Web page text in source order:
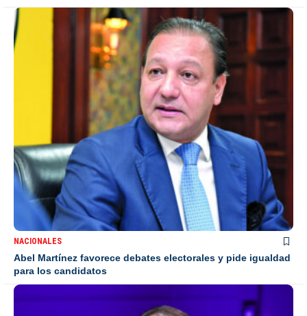
NACIONALES
Abel Martínez favorece debates electorales y pide igualdad
para los candidatos